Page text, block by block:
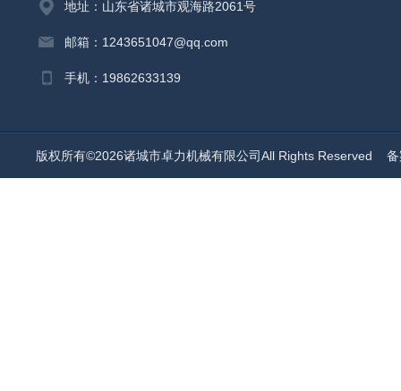
地址：山东省诸城市观海路2061号
邮箱：1243651047@qq.com
手机：19862633139
版权所有©2026诸城市卓力机械有限公司All Rights Reserved